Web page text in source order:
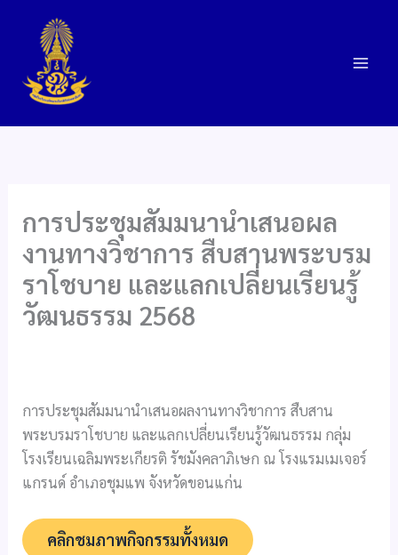
content
การประชุมสัมมนานำเสนอผล
งานทางวิชาการ สืบสานพระบรม
ราโชบาย และแลกเปลี่ยนเรียนรู้
วัฒนธรรม 2568
การประชุมสัมมนานำเสนอผลงานทางวิชาการ สืบสาน
พระบรมราโชบาย และแลกเปลี่ยนเรียนรู้วัฒนธรรม กลุ่ม
โรงเรียนเฉลิมพระเกียรติ รัชมังคลาภิเษก ณ โรงแรมเมเจอร์
แกรนด์ อำเภอชุมแพ จังหวัดขอนแก่น
คลิกชมภาพกิจกรรมทั้งหมด